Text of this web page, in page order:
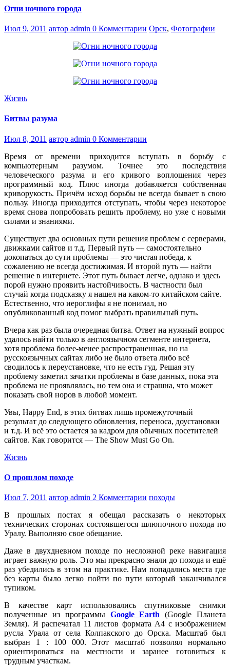
Огни ночного города
Июл 9, 2011 автор admin 0 Комментарии Орск, Фотографии
Жизнь
Битвы разума
Июл 8, 2011 автор admin 0 Комментарии
Время от времени приходится вступать в борьбу с
компьютерным разумом. Точнее это последствия
человеческого разума и его кривого воплощения через
программный код. Плюс иногда добавляется собственная
криворукость. Причём исход борьбы не всегда бывает в свою
пользу. Иногда приходится отступать, чтобы через некоторое
время снова попробовать решить проблему, но уже с новыми
силами и знаниями.
Существует два основных пути решения проблем с серверами,
движками сайтов и т.д. Первый путь — самостоятельно
докопаться до сути проблемы — это чистая победа, к
сожалению не всегда достижимая. И второй путь — найти
решение в интернете. Этот путь бывает легче, однако и здесь
порой нужно проявить настойчивость. В частности был
случай когда подсказку я нашел на каком-то китайском сайте.
Естественно, что иероглифы я не понимал, но
опубликованный код помог выбрать правильный путь.
Вчера как раз была очередная битва. Ответ на нужный вопрос
удалось найти только в англоязычном сегменте интернета,
хотя проблема более-менее распространенная, но на
русскоязычных сайтах либо не было ответа либо всё
сводилось к переустановке, что не есть гуд. Решая эту
проблему заметил зачатки проблемы в базе данных, пока эта
проблема не проявлялась, но тем она и страшна, что может
показать свой норов в любой момент.
Увы, Happy End, в этих битвах лишь промежуточный
результат до следующего обновления, переноса, доустановки
и т.д. И всё это остается за кадром для обычных посетителей
сайтов. Как говорится — The Show Must Go On.
Жизнь
О прошлом походе
Июл 7, 2011 автор admin 2 Комментарии походы
В прошлых постах я обещал рассказать о некоторых
технических сторонах состоявшегося шлюпочного похода по
Уралу. Выполняю свое обещание.
Даже в двухдневном походе по несложной реке навигация
играет важную роль. Это мы прекрасно знали до похода и ещё
раз убедились в этом на практике. Нам попадались места где
без карты было легко пойти по пути который заканчивался
тупиком.
В качестве карт использовались спутниковые снимки
полученные из программы Google Earth (Google Планета
Земля). Я распечатал 11 листов формата А4 с изображением
русла Урала от села Колпакского до Орска. Масштаб был
выбран 1 : 100 000. Этот масштаб позволял нормально
ориентироваться на местности и заранее готовиться к
трудным участкам.